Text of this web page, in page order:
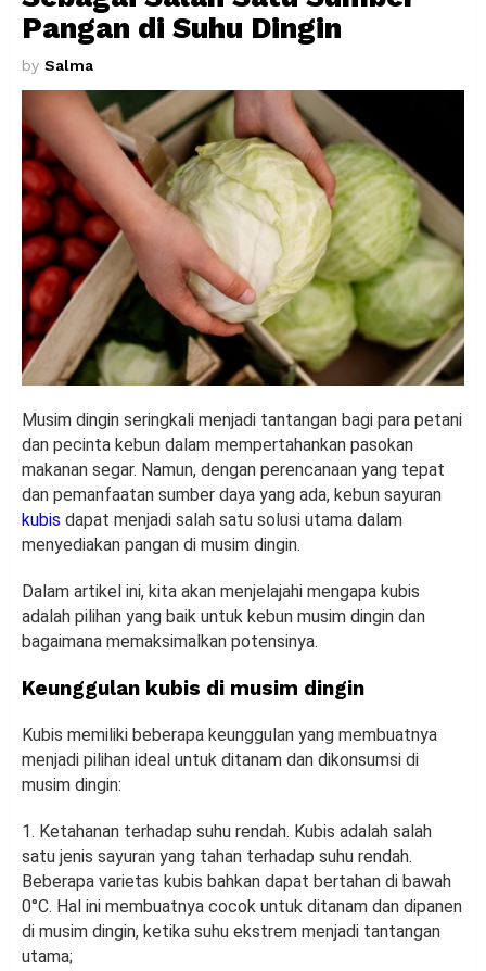
Pangan di Suhu Dingin
by Salma
Musim dingin seringkali menjadi tantangan bagi para petani
dan pecinta kebun dalam mempertahankan pasokan
makanan segar. Namun, dengan perencanaan yang tepat
dan pemanfaatan sumber daya yang ada, kebun sayuran
kubis dapat menjadi salah satu solusi utama dalam
menyediakan pangan di musim dingin.
Dalam artikel ini, kita akan menjelajahi mengapa kubis
adalah pilihan yang baik untuk kebun musim dingin dan
bagaimana memaksimalkan potensinya.
Keunggulan kubis di musim dingin
Kubis memiliki beberapa keunggulan yang membuatnya
menjadi pilihan ideal untuk ditanam dan dikonsumsi di
musim dingin:
1. Ketahanan terhadap suhu rendah. Kubis adalah salah
satu jenis sayuran yang tahan terhadap suhu rendah.
Beberapa varietas kubis bahkan dapat bertahan di bawah
0°C. Hal ini membuatnya cocok untuk ditanam dan dipanen
di musim dingin, ketika suhu ekstrem menjadi tantangan
utama;